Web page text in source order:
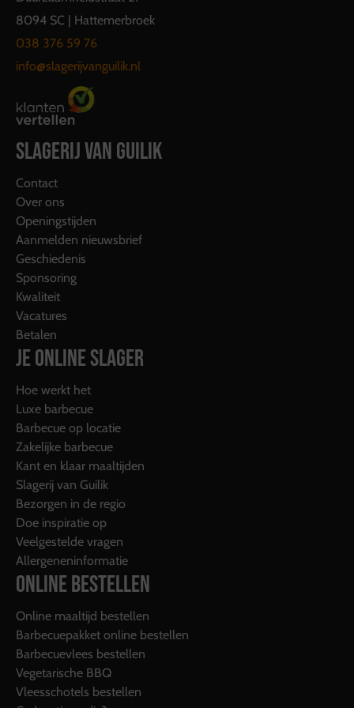
8094 SC | Hattemerbroek
038 376 59 76
info@slagerijvanguilik.nl
SLAGERIJ VAN GUILIK
Contact
Over ons
Openingstijden
Aanmelden nieuwsbrief
Geschiedenis
Sponsoring
Kwaliteit
Vacatures
Betalen
JE ONLINE SLAGER
Hoe werkt het
Luxe barbecue
Barbecue op locatie
Zakelijke barbecue
Kant en klaar maaltijden
Slagerij van Guilik
Bezorgen in de regio
Doe inspiratie op
Veelgestelde vragen
Allergeneninformatie
ONLINE BESTELLEN
Online maaltijd bestellen
Barbecuepakket online bestellen
Barbecuevlees bestellen
Vegetarische BBQ
Vleesschotels bestellen